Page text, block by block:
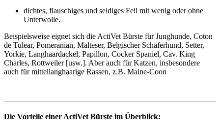
dichtes, flauschiges und seidiges Fell mit wenig oder ohne
Unterwolle.
Beispielsweise eignet sich die ActiVet Bürste für Junghunde, Coton
de Tulear, Pomeranian, Malteser, Belgischer Schäferhund, Setter,
Yorkie, Langhaardackel, Papillon, Cocker Spaniel, Cav. King
Charles, Rottweiler [usw.]. Aber auch für Katzen, insbesondere
auch für mittellanghaarige Rassen, z.B. Maine-Coon
Die Vorteile einer ActiVet Bürste im Überblick: